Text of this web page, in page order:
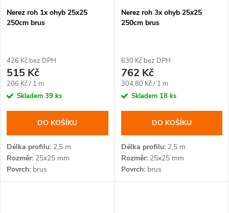
Nerez roh 1x ohyb 25x25
250cm brus
426 Kč bez DPH
515 Kč
Měrná
cena:
206 Kč / 1 m
Skladem 39 ks
DO KOŠÍKU
Délka profilu 2,5 m
Rozměr 25x25 mm
Povrch brus
Nerez roh 3x ohyb 25x25
250cm brus
630 Kč bez DPH
762 Kč
Měrná
cena:
304,80 Kč / 1 m
Skladem 18 ks
DO KOŠÍKU
Délka profilu2,5 m
Rozměr25x25 mm
Povrchbrus